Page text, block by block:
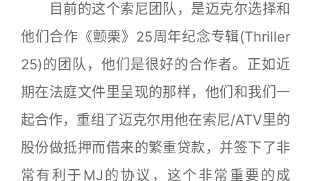
目前的这个索尼团队，是迈克尔选择和
他们合作《颤栗》25周年纪念专辑(Thriller
25)的团队，他们是很好的合作者。正如近
期在法庭文件里呈现的那样，他们和我们一
起合作，重组了迈克尔用他在索尼/ATV里的
股份做抵押而借来的繁重贷款，并签下了非
常有利于MJ的协议，这个非常重要的成